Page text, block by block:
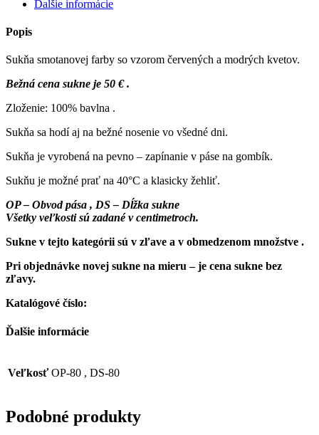
gombík
Ďalšie informácie
Popis
Sukňa smotanovej farby so vzorom červených a modrých kvetov.
Bežná cena sukne je 50 € .
Zloženie: 100% bavlna .
Sukňa sa hodí aj na bežné nosenie vo všedné dni.
Sukňa je vyrobená na pevno – zapínanie v páse na gombík.
Sukňu je možné prať na 40°C a klasicky žehliť.
OP – Obvod pása , DS – Dĺžka sukne
Všetky veľkosti sú zadané v centimetroch.
Sukne v tejto kategórii sú v zľave a v obmedzenom množstve .
Pri objednávke novej sukne na mieru – je cena sukne bez
zľavy.
Katalógové číslo:
Ďalšie informácie
Veľkosť OP-80 , DS-80
Podobné produkty